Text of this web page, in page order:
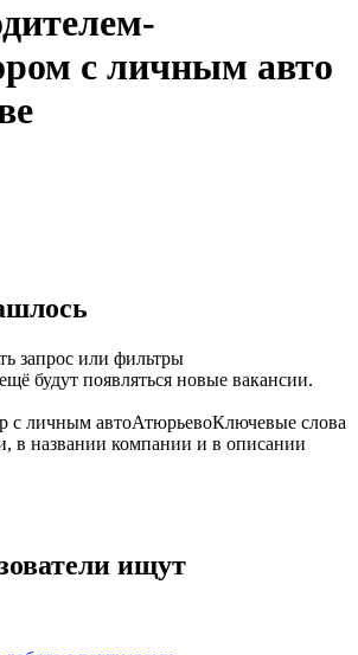
с личным авто
запрос или фильтры
будут появляться новые вакансии.
с личным автоАтюрьевоКлючевые слова
в названии компании и в описании
ищут